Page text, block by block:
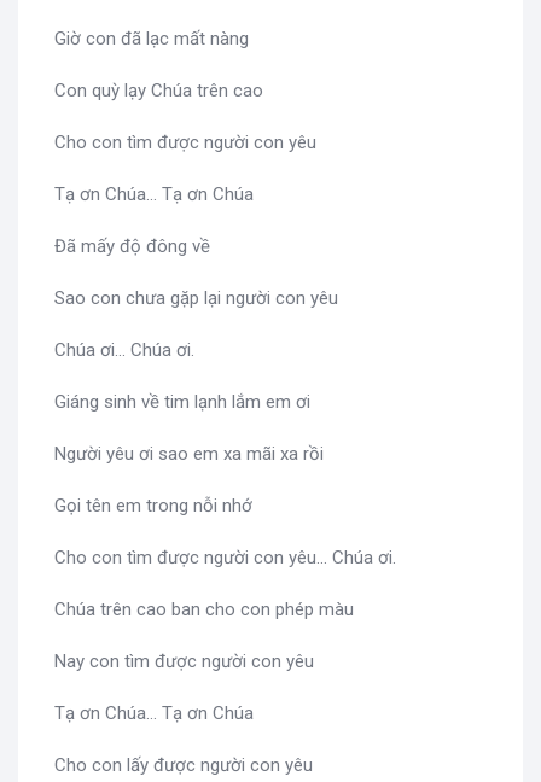
Giờ con đã lạc mất nàng
Con quỳ lạy Chúa trên cao
Cho con tìm được người con yêu
Tạ ơn Chúa... Tạ ơn Chúa
Đã mấy độ đông về
Sao con chưa gặp lại người con yêu
Chúa ơi... Chúa ơi.
Giáng sinh về tim lạnh lắm em ơi
Người yêu ơi sao em xa mãi xa rồi
Gọi tên em trong nỗi nhớ
Cho con tìm được người con yêu... Chúa ơi.
Chúa trên cao ban cho con phép màu
Nay con tìm được người con yêu
Tạ ơn Chúa... Tạ ơn Chúa
Cho con lấy được người con yêu